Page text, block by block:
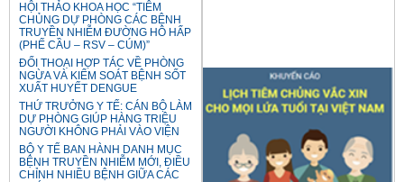
HỘI THẢO KHOA HỌC “TIÊM
CHỦNG DỰ PHÒNG CÁC BỆNH
TRUYỀN NHIỄM ĐƯỜNG HÔ HẤP
(PHẾ CẦU – RSV – CÚM)”
ĐỐI THOẠI HỢP TÁC VỀ PHÒNG
NGỪA VÀ KIỂM SOÁT BỆNH SỐT
XUẤT HUYẾT DENGUE
THỨ TRƯỞNG Y TẾ: CÁN BỘ LÀM
DỰ PHÒNG GIÚP HÀNG TRIỆU
NGƯỜI KHÔNG PHẢI VÀO VIỆN
BỘ Y TẾ BAN HÀNH DANH MỤC
BỆNH TRUYỀN NHIỄM MỚI, ĐIỀU
CHỈNH NHIỀU BỆNH GIỮA CÁC